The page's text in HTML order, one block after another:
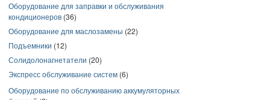
Оборудование для заправки и обслуживания
кондиционеров (36)
Оборудование для маслозамены (22)
Подъемники (12)
Солидолонагнетатели (20)
Экспресс обслуживание систем (6)
Оборудование по обслуживанию аккумуляторных